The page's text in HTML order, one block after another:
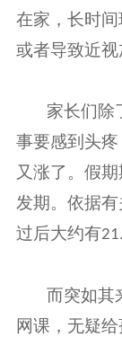
在家，长时间
或者导致近视
家长们除
事要感到头
又涨了。假
发期。依据
过后大约有
而突如其
网课，无疑